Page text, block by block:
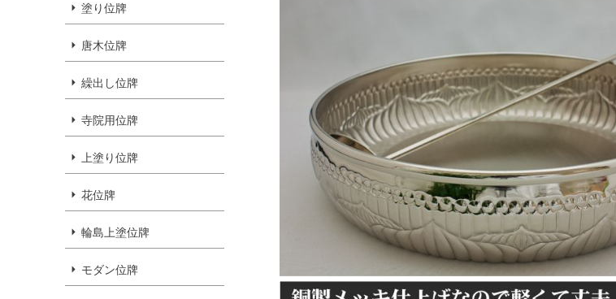
塗り位牌
唐木位牌
繰出し位牌
寺院用位牌
上塗り位牌
花位牌
輪島上塗位牌
モダン位牌